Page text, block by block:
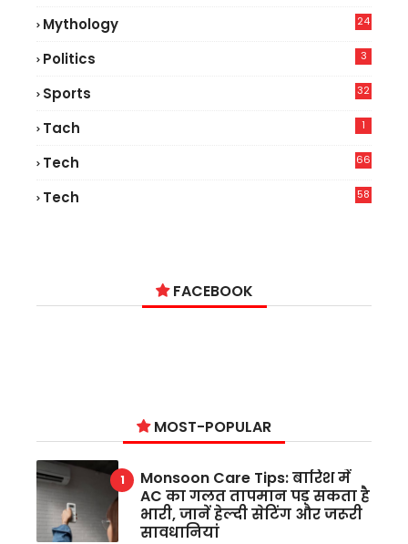
Mythology 24
Politics 3
Sports 32
Tach 1
Tech
66
Tech
58
FACEBOOK
MOST-POPULAR
Monsoon Care Tips: बारिश में
AC का गलत तापमान पड़ सकता है
भारी, जानें हेल्दी सेटिंग और जरूरी
सावधानियां